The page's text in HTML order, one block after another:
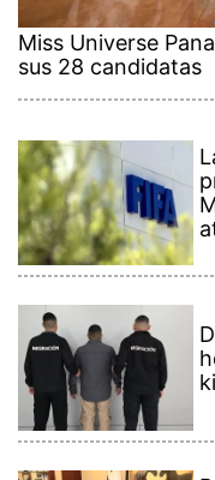
Miss Universe
sus 28 candidatas